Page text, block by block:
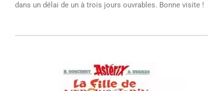
dans un délai de un à trois jours ouvrables. Bonne visite !